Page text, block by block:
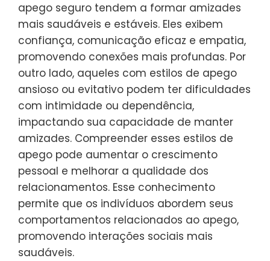
apego seguro tendem a formar amizades
mais saudáveis e estáveis. Eles exibem
confiança, comunicação eficaz e empatia,
promovendo conexões mais profundas. Por
outro lado, aqueles com estilos de apego
ansioso ou evitativo podem ter dificuldades
com intimidade ou dependência,
impactando sua capacidade de manter
amizades. Compreender esses estilos de
apego pode aumentar o crescimento
pessoal e melhorar a qualidade dos
relacionamentos. Esse conhecimento
permite que os indivíduos abordem seus
comportamentos relacionados ao apego,
promovendo interações sociais mais
saudáveis.